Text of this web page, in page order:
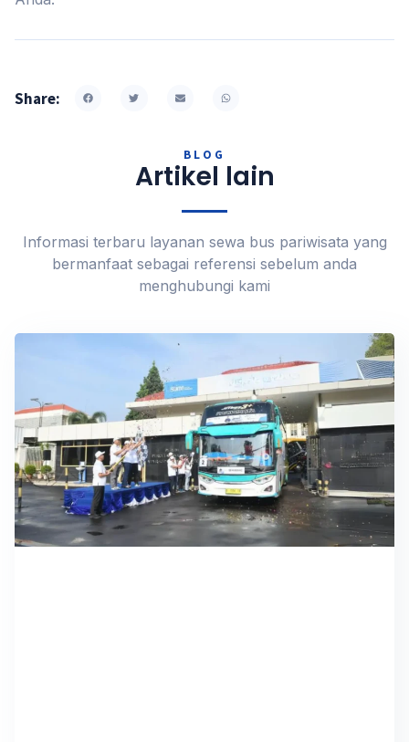
Share:
BLOG
Artikel lain
Informasi terbaru layanan sewa bus pariwisata yang
bermanfaat sebagai referensi sebelum anda
menghubungi kami